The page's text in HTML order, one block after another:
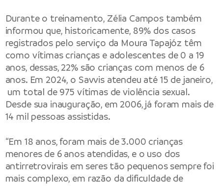
Durante o treinamento, Zélia Campos também
informou que, historicamente, 89% dos casos
registrados pelo serviço da Moura Tapajóz têm
como vítimas crianças e adolescentes de 0 a 19
anos, dessas, 22% são crianças com menos de 6
anos. Em 2024, o Savvis atendeu até 15 de janeiro,
um total de 975 vítimas de violência sexual.
Desde sua inauguração, em 2006, já foram mais de
14 mil pessoas assistidas.
“Em 18 anos, foram mais de 3.000 crianças
menores de 6 anos atendidas, e o uso dos
antirretrovirais em seres tão pequenos sempre foi
mais complexo, em razão da dificuldade de